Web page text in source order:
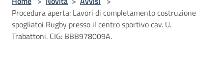
Procedura aperta: Lavori di completamento costruzione
spogliatoi Rugby presso il centro sportivo cav. U.
Trabattoni. CIG: BBB978009A.